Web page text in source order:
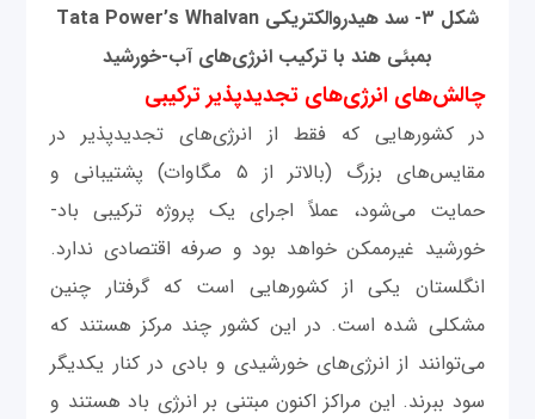
شکل ۳- سد هیدروالکتریکی Tata Power’s Whalvan
بمبئی هند با ترکیب انرژی‌های آب-خورشید
چالش‌های انرژی‌های تجدیدپذیر ترکیبی
در کشورهایی که فقط از انرژی‌های تجدیدپذیر در
مقایس‌های بزرگ (بالاتر از ۵ مگاوات) پشتیبانی و
حمایت می‌شود، عملاً اجرای یک پروژه ترکیبی باد-
خورشید غیرممکن خواهد بود و صرفه اقتصادی ندارد.
انگلستان یکی از کشورهایی است که گرفتار چنین
مشکلی شده است. در این کشور چند مرکز هستند که
می‌توانند از انرژی‌های خورشیدی و بادی در کنار یکدیگر
سود ‌ببرند. این مراکز اکنون مبتنی بر انرژی باد هستند و